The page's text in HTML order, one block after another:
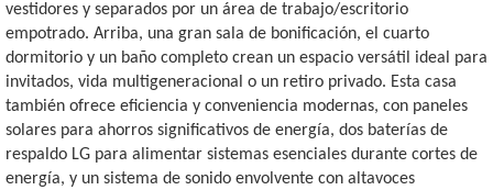
vestidores y separados por un área de trabajo/escritorio
empotrado. Arriba, una gran sala de bonificación, el cuarto
dormitorio y un baño completo crean un espacio versátil ideal para
invitados, vida multigeneracional o un retiro privado. Esta casa
también ofrece eficiencia y conveniencia modernas, con paneles
solares para ahorros significativos de energía, dos baterías de
respaldo LG para alimentar sistemas esenciales durante cortes de
energía, y un sistema de sonido envolvente con altavoces